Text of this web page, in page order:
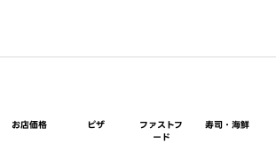
お店価格 ピザ
ファストフ
ード
寿司・海鮮